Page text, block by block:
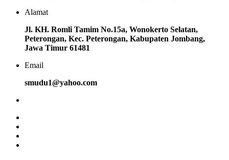
Alamat
Jl. KH. Romli Tamim No.15a, Wonokerto Selatan,
Peterongan, Kec. Peterongan, Kabupaten Jombang,
Jawa Timur 61481
Email
smudu1@yahoo.com